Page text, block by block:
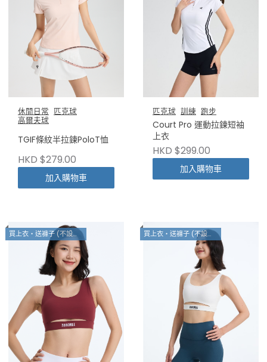
休閒日常 匹克球
高爾夫球
TGIF條紋半拉鍊PoloT恤
HKD $279.00
加入購物車
匹克球 訓練 跑步
Court Pro 運動拉鍊短袖
上衣
HKD $299.00
加入購物車
買上衣・送褲子 (不設退換) 買上衣・送褲子 (不設退換)